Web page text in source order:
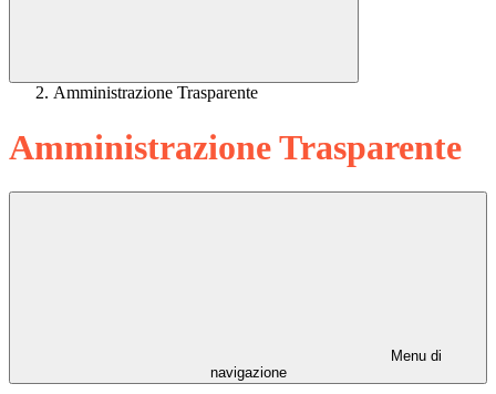
Amministrazione Trasparente
Amministrazione Trasparente
Menu di
navigazione